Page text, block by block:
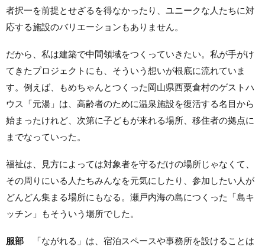
者択一を前提とせざるを得なかったり、ユニークな人たちに対
応する施設のバリエーションもありません。
だから、私は建築で中間領域をつくっていきたい。私が手がけ
てきたプロジェクトにも、そういう想いが根底に流れていま
す。例えば、もめちゃんとつくった岡山県西粟倉村のゲストハ
ウス「元湯」は、高齢者のために温泉施設を復活する名目から
始まったけれど、次第に子どもが来れる場所、移住者の拠点に
までなっていった。
福祉は、見方によっては対象者を守るだけの場所じゃなくて、
その周りにいる人たちみんなを元気にしたり、参加したい人が
どんどん集まる場所にもなる。瀬戸内海の島につくった「島キ
ッチン」もそういう場所でした。
服部 「ながれる」は、宿泊スペースや事務所を設けることは